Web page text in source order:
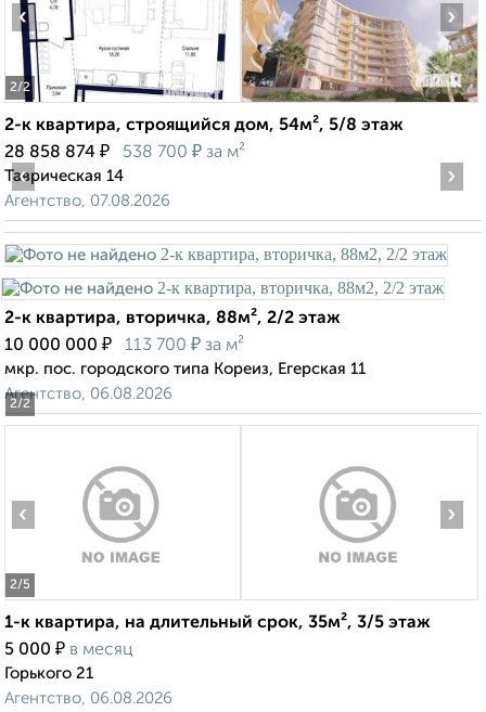
2/2
‹ ›
2-к квартира, строящийся дом, 54м², 5/8 этаж
28 858 874 ₽ 538 700 ₽ за м²
Таврическая 14
Агентство, 07.08.2026
2/2
‹ ›
2-к квартира, вторичка, 88м², 2/2 этаж
10 000 000 ₽ 113 700 ₽ за м²
мкр. пос. городского типа Кореиз, Егерская 11
Агентство, 06.08.2026
2/5
‹ ›
1-к квартира, на длительный срок, 35м², 3/5 этаж
5 000 ₽ в месяц
Горького 21
Агентство, 06.08.2026